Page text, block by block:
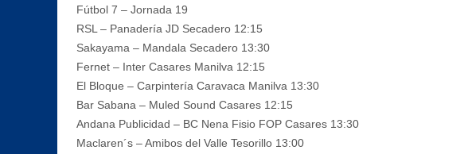
Fútbol 7 – Jornada 19
RSL – Panadería JD Secadero 12:15
Sakayama – Mandala Secadero 13:30
Fernet – Inter Casares Manilva 12:15
El Bloque – Carpintería Caravaca Manilva 13:30
Bar Sabana – Muled Sound Casares 12:15
Andana Publicidad – BC Nena Fisio FOP Casares 13:30
Maclaren´s – Amibos del Valle Tesorillo 13:00